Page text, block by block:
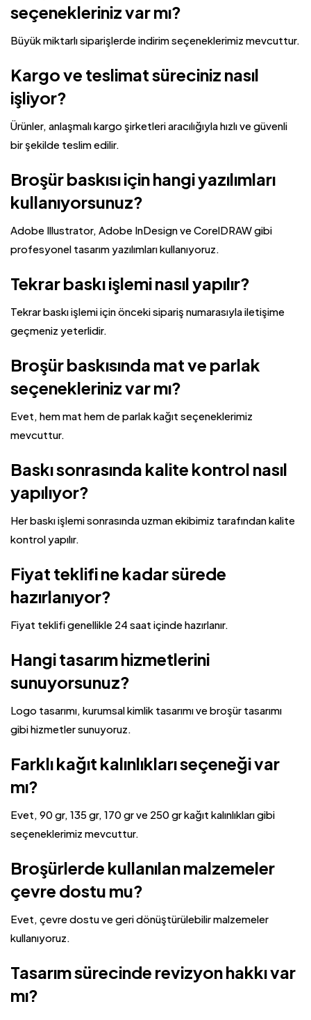
seçenekleriniz var mı?
Büyük miktarlı siparişlerde indirim seçeneklerimiz mevcuttur.
Kargo ve teslimat süreciniz nasıl
işliyor?
Ürünler, anlaşmalı kargo şirketleri aracılığıyla hızlı ve güvenli
bir şekilde teslim edilir.
Broşür baskısı için hangi yazılımları
kullanıyorsunuz?
Adobe Illustrator, Adobe InDesign ve CorelDRAW gibi
profesyonel tasarım yazılımları kullanıyoruz.
Tekrar baskı işlemi nasıl yapılır?
Tekrar baskı işlemi için önceki sipariş numarasıyla iletişime
geçmeniz yeterlidir.
Broşür baskısında mat ve parlak
seçenekleriniz var mı?
Evet, hem mat hem de parlak kağıt seçeneklerimiz
mevcuttur.
Baskı sonrasında kalite kontrol nasıl
yapılıyor?
Her baskı işlemi sonrasında uzman ekibimiz tarafından kalite
kontrol yapılır.
Fiyat teklifi ne kadar sürede
hazırlanıyor?
Fiyat teklifi genellikle 24 saat içinde hazırlanır.
Hangi tasarım hizmetlerini
sunuyorsunuz?
Logo tasarımı, kurumsal kimlik tasarımı ve broşür tasarımı
gibi hizmetler sunuyoruz.
Farklı kağıt kalınlıkları seçeneği var
mı?
Evet, 90 gr, 135 gr, 170 gr ve 250 gr kağıt kalınlıkları gibi
seçeneklerimiz mevcuttur.
Broşürlerde kullanılan malzemeler
çevre dostu mu?
Evet, çevre dostu ve geri dönüştürülebilir malzemeler
kullanıyoruz.
Tasarım sürecinde revizyon hakkı var
mı?